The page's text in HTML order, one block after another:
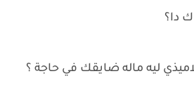
دا؟
ليه ماله ضايقك في حاجة ؟